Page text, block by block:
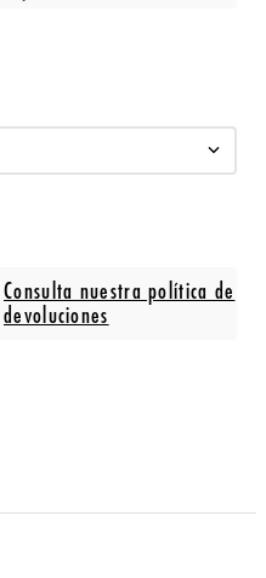
Consulta nuestra política de
devoluciones